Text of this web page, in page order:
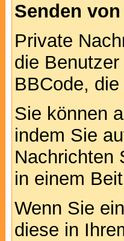
Senden
Private
die
BBCode,
Sie können
indem Sie
Nachrichten
in einem
Wenn Sie
diese in